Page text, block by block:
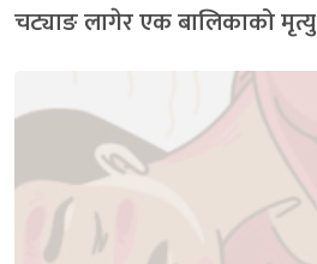
चट्याङ लागेर एक बालिकाको मृत्यु